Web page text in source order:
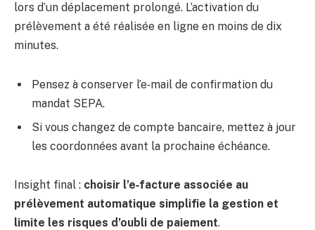
lors d’un déplacement prolongé. L’activation du
prélèvement a été réalisée en ligne en moins de dix
minutes.
Pensez à conserver l’e‑mail de confirmation du
mandat SEPA.
Si vous changez de compte bancaire, mettez à jour
les coordonnées avant la prochaine échéance.
Insight final : choisir l’e‑facture associée au
prélèvement automatique simplifie la gestion et
limite les risques d’oubli de paiement.